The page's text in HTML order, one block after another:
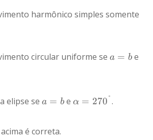
harmônico simples somente
circular uniforme se a = b e
elipse se a = b e α = 270°.
é correta.